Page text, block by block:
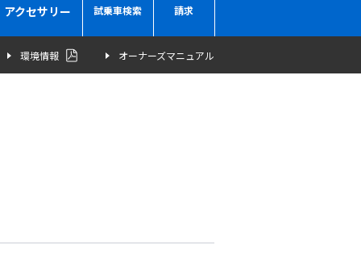
アクセサリー
試乗車検索
請求
環境情報 オーナーズマニュアル